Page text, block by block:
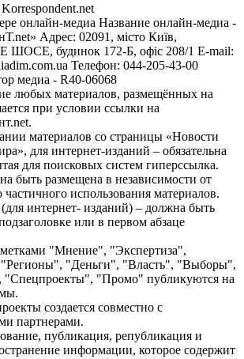
онлайн-медиа Название онлайн-медиа -
Адрес: 02091, місто Київ,
будинок 172-Б, офіс 208/1 E-mail:
Телефон: 044-205-43-00
медиа - R40-06068
любых материалов, размещённых на
при условии ссылки на
материалов со страницы «Новости
для интернет-изданий – обязательна
для поисковых систем гиперссылка.
быть размещена в независимости от
использования материалов.
интернет- изданий) – должна быть
или в первом абзаце
"Мнение", "Экспертиза",
"Регионы", "Деньги", "Власть", "Выборы",
"Спецпроекты", "Промо" публикуются на
создается совместно с
партнерами.
публикация, републикация и
информации, которое содержит